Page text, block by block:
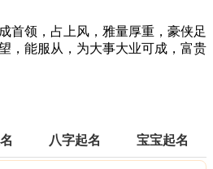
领，占上风，雅量厚重，豪侠足
，能服从，为大事大业可成，富贵
八字起名 宝宝起名